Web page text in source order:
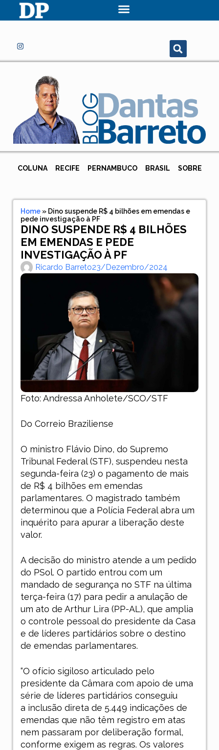
COLUNA RECIFE PERNAMBUCO BRASIL SOBRE
Home» Dino suspende R$ 4 bilhões em emendas e
pede investigação à PF
DINO SUSPENDE R$ 4 BILHÕES
EM EMENDAS E PEDE
INVESTIGAÇÃO À PF
Ricardo Barreto23/dezembro/2024
Foto: Andressa Anholete/SCO/STF
Do Correio Braziliense
O ministro Flávio Dino, do Supremo
Tribunal Federal (STF), suspendeu nesta
segunda-feira (23) o pagamento de mais
de R$ 4 bilhões em emendas
parlamentares. O magistrado também
determinou que a Polícia Federal abra um
inquérito para apurar a liberação deste
valor.
A decisão do ministro atende a um pedido
do PSol. O partido entrou com um
mandado de segurança no STF na última
terça-feira (17) para pedir a anulação de
um ato de Arthur Lira (PP-AL), que amplia
o controle pessoal do presidente da Casa
e de líderes partidários sobre o destino
de emendas parlamentares.
“O ofício sigiloso articulado pelo
presidente da Câmara com apoio de uma
série de líderes partidários conseguiu
a inclusão direta de 5.449 indicações de
emendas que não têm registro em atas
nem passaram por deliberação formal,
conforme exigem as regras. Os valores